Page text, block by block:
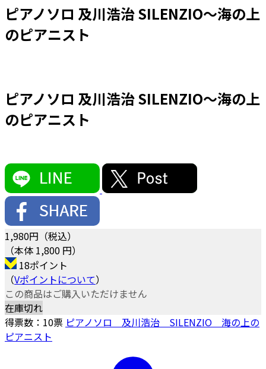
ピアノソロ 及川浩治 SILENZIO～海の上
のピアニスト
ピアノソロ 及川浩治 SILENZIO～海の上
のピアニスト
1,980円（税込）
（本体 1,800 円）
18ポイント
（Vポイントについて）
この商品はご購入いただけません
在庫切れ
得票数： 10票 ピアノソロ 及川浩治 SILENZIO 海の上の
ピアニスト